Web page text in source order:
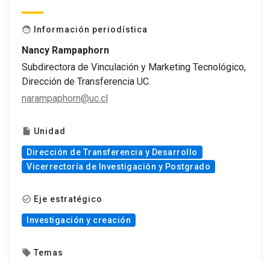
face Información periodística
Nancy Rampaphorn
Subdirectora de Vinculación y Marketing Tecnológico,
Dirección de Transferencia UC.
narampaphorn@uc.cl
insert_drive_file Unidad
Dirección de Transferencia y Desarrollo
Vicerrectoría de Investigación y Postgrado
check_circle_outline Eje estratégico
Investigación y creación
local_offer Temas